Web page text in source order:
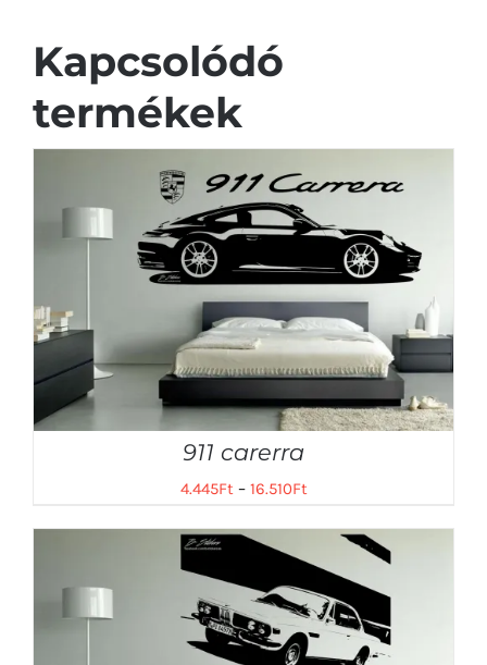
Kapcsolódó
termékek
911 carerra
4.445Ft– 16.510Ft